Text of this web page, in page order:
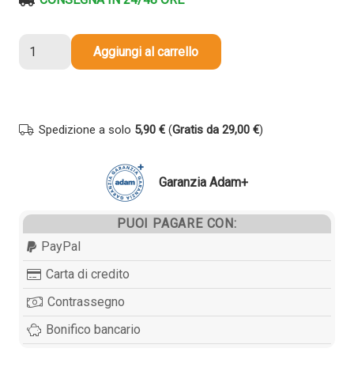
compatibile
da
quantità
Aggiungi al carrello
Spedizione a solo 5,90 € (Gratis da 29,00 €)
Garanzia Adam+
PUOI PAGARE CON:
PayPal
Carta di credito
Contrassegno
Bonifico bancario